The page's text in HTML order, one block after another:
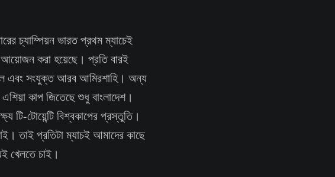
চ্যাম্পিয়ন ভারত প্রথম ম্যাচেই
আয়োজন করা হয়েছে। প্রতি বারই
এবং সংযুক্ত আরব আমিরশাহি। অন্য
কাপ জিতেছে শুধু বাংলাদেশ।
টি-টোয়েন্টি বিশ্বকাপের প্রস্তুতি।
তাই প্রতিটা ম্যাচই আমাদের কাছে
খেলতে চাই।